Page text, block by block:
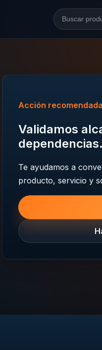
Buscar en
Acción recomendada
Validamos
dependencias.
Te ayudamos a
producto, servicio y